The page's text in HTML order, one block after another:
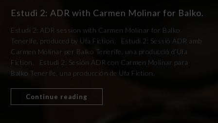
Estudi 2: ADR with Carmen Molinar for Balko.
Estudi 2: ADR session with Carmen Molinar for Balko
Tenerife, produced by Ufa Fiction. Estudi 2: Sessió ADR amb
Carmen Molinar per Balko Tenerife, una producció d’Ufa
Fiction. Estudi 2: Sesión ADR con Carmen Molinar para
Balko Tenerife, una producción de Ufa Fiction.
Continue reading